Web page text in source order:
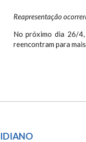
Reapresentação
No próximo dia 26/
reencontram para